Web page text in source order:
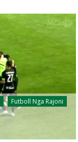
Futboll Nga Rajoni